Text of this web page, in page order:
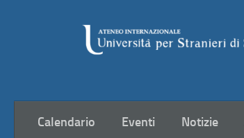
Calendario Eventi Notizie